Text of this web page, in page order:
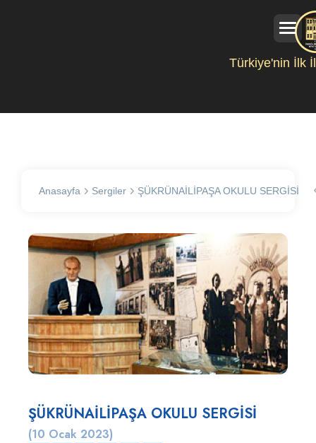
Türkiye'nin İlk
Anasayfa Sergiler ŞÜKRÜNAİLİPAŞA OKULU SERGİSİ
ŞÜKRÜNAİLİPAŞA OKULU SERGİSİ
(10 Ocak 2023)